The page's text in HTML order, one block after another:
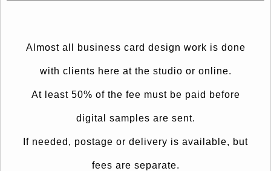
Almost all business card design work is done
with clients here at the studio or online.
At least 50% of the fee must be paid before
digital samples are sent.
If needed, postage or delivery is available, but
fees are separate.